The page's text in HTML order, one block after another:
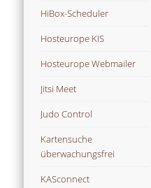
HiBox-Scheduler
Hosteurope KIS
Hosteurope Webmailer
Jitsi Meet
Judo Control
Kartensuche
überwachungsfrei
KASconnect